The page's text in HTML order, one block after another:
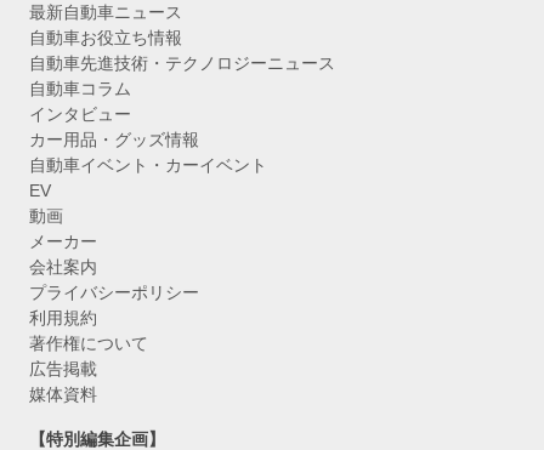
最新自動車ニュース
自動車お役立ち情報
自動車先進技術・テクノロジーニュース
自動車コラム
インタビュー
カー用品・グッズ情報
自動車イベント・カーイベント
EV
動画
メーカー
会社案内
プライバシーポリシー
利用規約
著作権について
広告掲載
媒体資料
【特別編集企画】